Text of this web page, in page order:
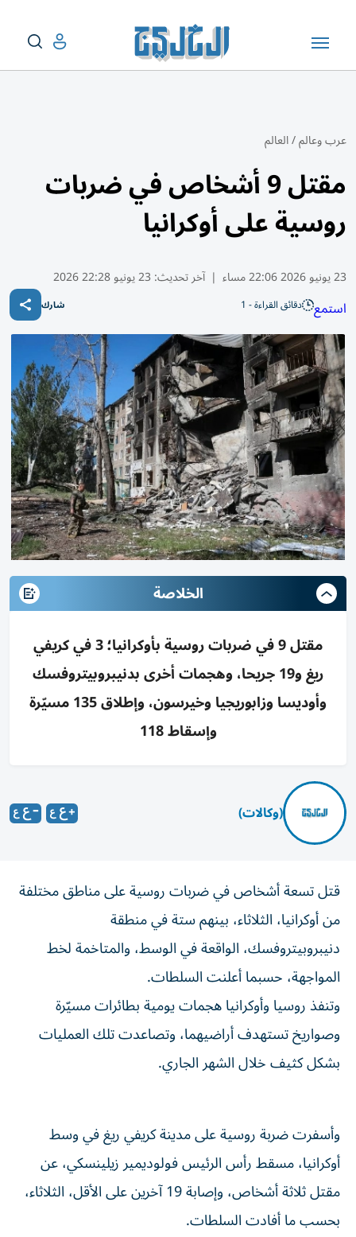
عرب وعالم/العالم
مقتل 9 أشخاص في ضربات
روسية على أوكرانيا
23 يونيو 2026 22:06 مساء | آخر تحديث: 23 يونيو 22:28 2026
استمع دقائق القراءة - 1 شارك
الخلاصة
مقتل 9 في ضربات روسية بأوكرانيا؛ 3 في كريفي
ريغ و19 جريحا، وهجمات أخرى بدنيبروبيتروفسك
وأوديسا وزابوريجيا وخيرسون، وإطلاق 135 مسيّرة
وإسقاط 118
(وكالات)
قتل تسعة أشخاص في ضربات روسية على مناطق مختلفة
من أوكرانيا، الثلاثاء، بينهم ستة في منطقة
دنيبروبيتروفسك، الواقعة في الوسط، والمتاخمة لخط
المواجهة، حسبما أعلنت السلطات.
وتنفذ روسيا وأوكرانيا هجمات يومية بطائرات مسيّرة
وصواريخ تستهدف أراضيهما، وتصاعدت تلك العمليات
بشكل كثيف خلال الشهر الجاري.
وأسفرت ضربة روسية على مدينة كريفي ريغ في وسط
أوكرانيا، مسقط رأس الرئيس فولوديمير زيلينسكي، عن
مقتل ثلاثة أشخاص، وإصابة 19 آخرين على الأقل، الثلاثاء،
بحسب ما أفادت السلطات.